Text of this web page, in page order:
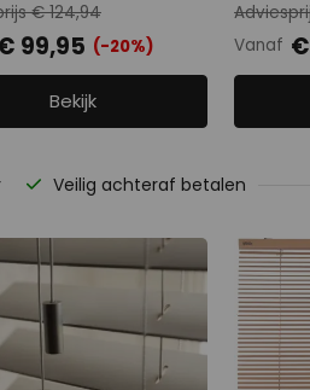
€ 124,94
99,95 (-20%)
Bekijk
Vanaf
Veilig achteraf betalen